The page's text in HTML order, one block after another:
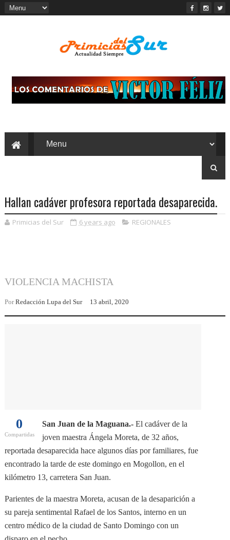
Hallan cadáver profesora reportada desaparecida.
Primicias del Sur 6 years ago REGIONALES
VIOLENCIA MACHISTA
Por Redacción Lupa del Sur 13 abril, 2020
0
Compartidas
San Juan de la Maguana.-El cadáver de la
joven maestra Ángela Moreta, de 32 años,
reportada desaparecida hace algunos días por familiares, fue
encontrado la tarde de este domingo en Mogollon, en el
kilómetro 13, carretera San Juan.
Parientes de la maestra Moreta, acusan de la desaparición a
su pareja sentimental Rafael de los Santos, interno en un
centro médico de la ciudad de Santo Domingo con un